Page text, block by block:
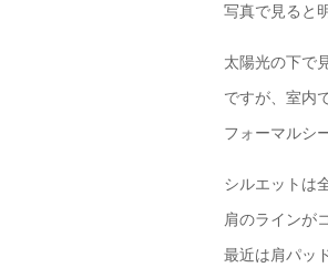
写真で見ると
太陽光の下で
ですが、室内
フォーマルシ
シルエットは
肩のラインが
最近は肩パッ